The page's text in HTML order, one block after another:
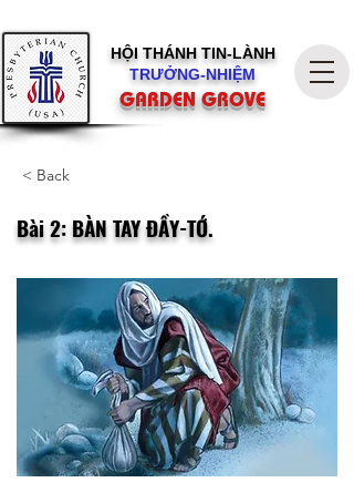
HỘI THÁNH TIN-LÀNH
TRƯỞNG-NHIỆM
GARDEN GROVE
< Back
Bài 2: BÀN TAY ĐẦY-TỚ.